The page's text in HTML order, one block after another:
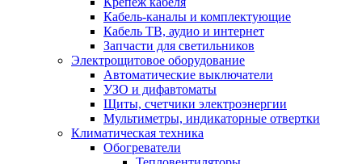
Кабель-каналы и комплектующие
Кабель ТВ, аудио и интернет
Запчасти для светильников
Электрощитовое оборудование
Автоматические выключатели
УЗО и дифавтоматы
Щиты, счетчики электроэнергии
Мультиметры, индикаторные отвертки
Климатическая техника
Обогреватели